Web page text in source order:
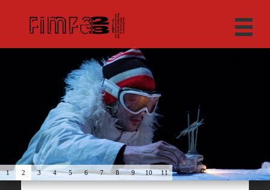
1 2 3 4 5 6 7 8 9 10 11